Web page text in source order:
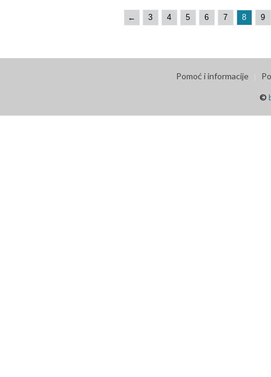
← 3 4 5 6 7 8 9
Pomoć i informacije
©